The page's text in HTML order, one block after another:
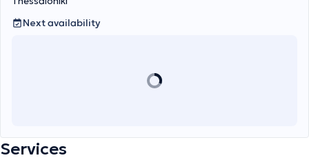
Next availability
Services